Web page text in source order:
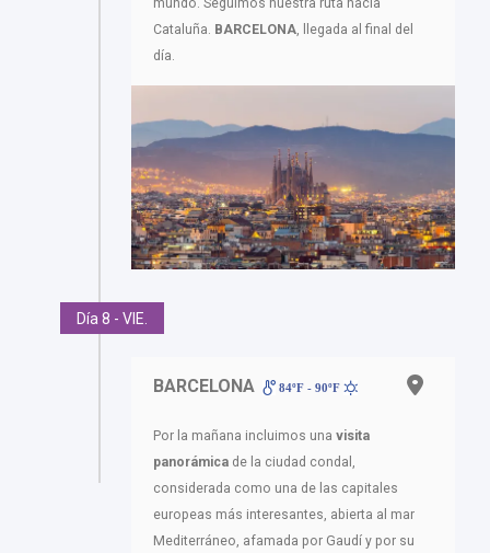
mundo. Seguimos nuestra ruta hacia
Cataluña. BARCELONA, llegada al final del
día.
Día 8 - VIE.
BARCELONA 84ºF - 90ºF
Por la mañana incluimos una visita
panorámica de la ciudad condal,
considerada como una de las capitales
europeas más interesantes, abierta al mar
Mediterráneo, afamada por Gaudí y por su